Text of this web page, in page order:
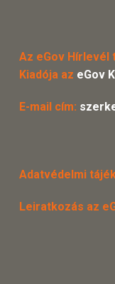
Az eGov Hírlevél
Kiadója az eGov
E-mail cím:
Adatvédelmi
Leiratkozás az